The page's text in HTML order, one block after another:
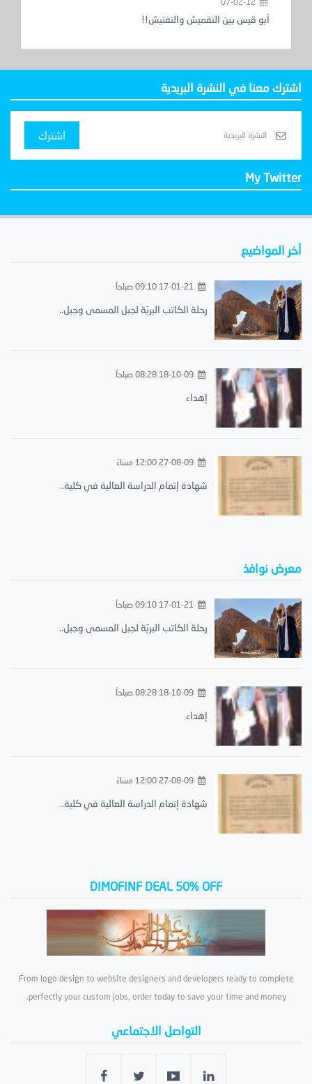
أبو قيس بين التقميش والتفتيش!!
اشترك معنا في النشرة البريدية
اشترك
My Twitter
أخر المواضيع
رحلة الكاتب البريّة لجبل المسمى وجبل..
18-10-09 08:28 صباحاً
إهداء
27-08-09 12:00 مساءً
شهادة إتمام الدراسة العالية في كلية..
معرض نوافذ
رحلة الكاتب البريّة لجبل المسمى وجبل..
18-10-09 08:28 صباحاً
إهداء
27-08-09 12:00 مساءً
شهادة إتمام الدراسة العالية في كلية..
DIMOFINF DEAL 50% OFF
From logo design to website designers and developers ready to complete
perfectly your custom jobs, order today to save your time and money.
التواصل الاجتماعي